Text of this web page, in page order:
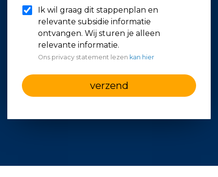
Ik wil graag dit stappenplan en
relevante subsidie informatie
ontvangen. Wij sturen je alleen
relevante informatie.
Ons privacy statement lezen kan hier
verzend